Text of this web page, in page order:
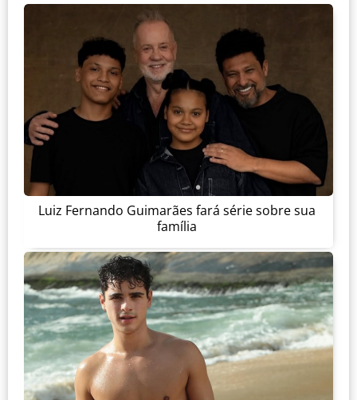
Luiz Fernando Guimarães fará série sobre sua
família